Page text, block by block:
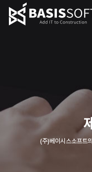
(주)베이시스소프트